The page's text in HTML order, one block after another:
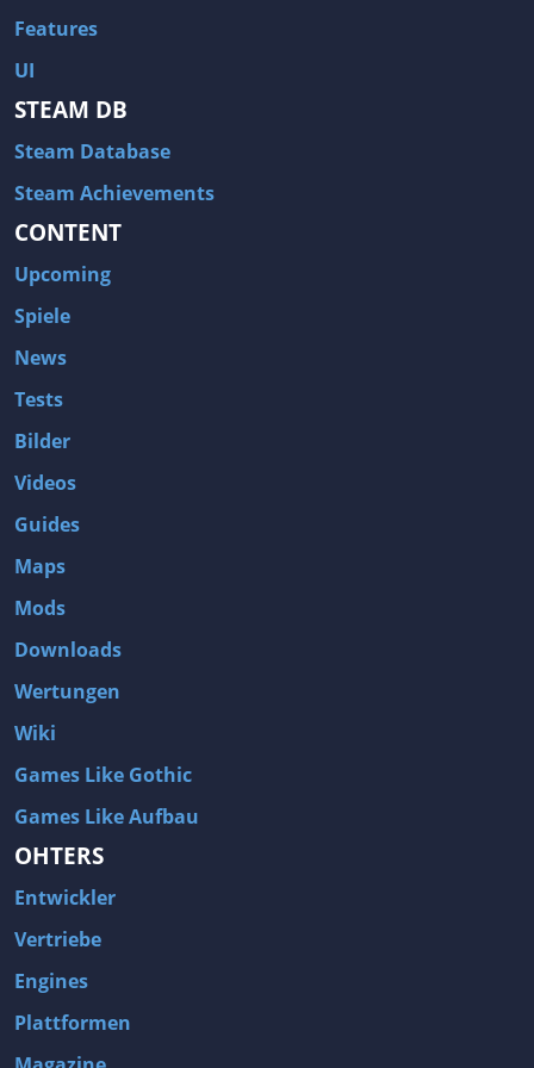
Features
UI
STEAM DB
Steam Database
Steam Achievements
CONTENT
Upcoming
Spiele
News
Tests
Bilder
Videos
Guides
Maps
Mods
Downloads
Wertungen
Wiki
Games Like Gothic
Games Like Aufbau
OHTERS
Entwickler
Vertriebe
Engines
Plattformen